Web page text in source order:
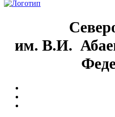
им. В.И.